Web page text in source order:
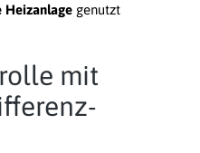
Heizanlage genutzt
mit